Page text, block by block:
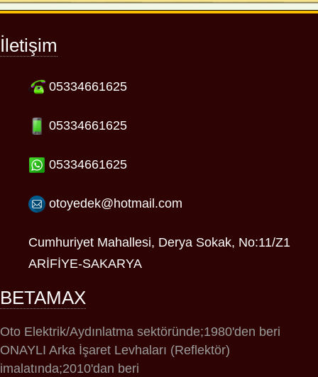
İletişim
05334661625
05334661625
05334661625
otoyedek@hotmail.com
Cumhuriyet Mahallesi, Derya Sokak, No:11/Z1
ARİFİYE-SAKARYA
BETAMAX
Oto Elektrik/Aydınlatma sektöründe;1980'den beri
ONAYLI Arka İşaret Levhaları (Reflektör)
imalatında;2010'dan beri